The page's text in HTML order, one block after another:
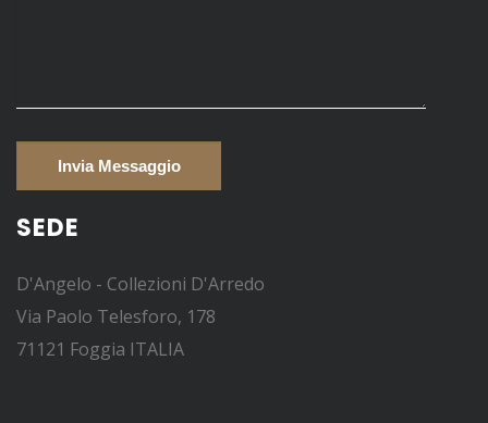
SEDE
D'Angelo - Collezioni D'Arredo
Via Paolo Telesforo, 178
71121 Foggia ITALIA